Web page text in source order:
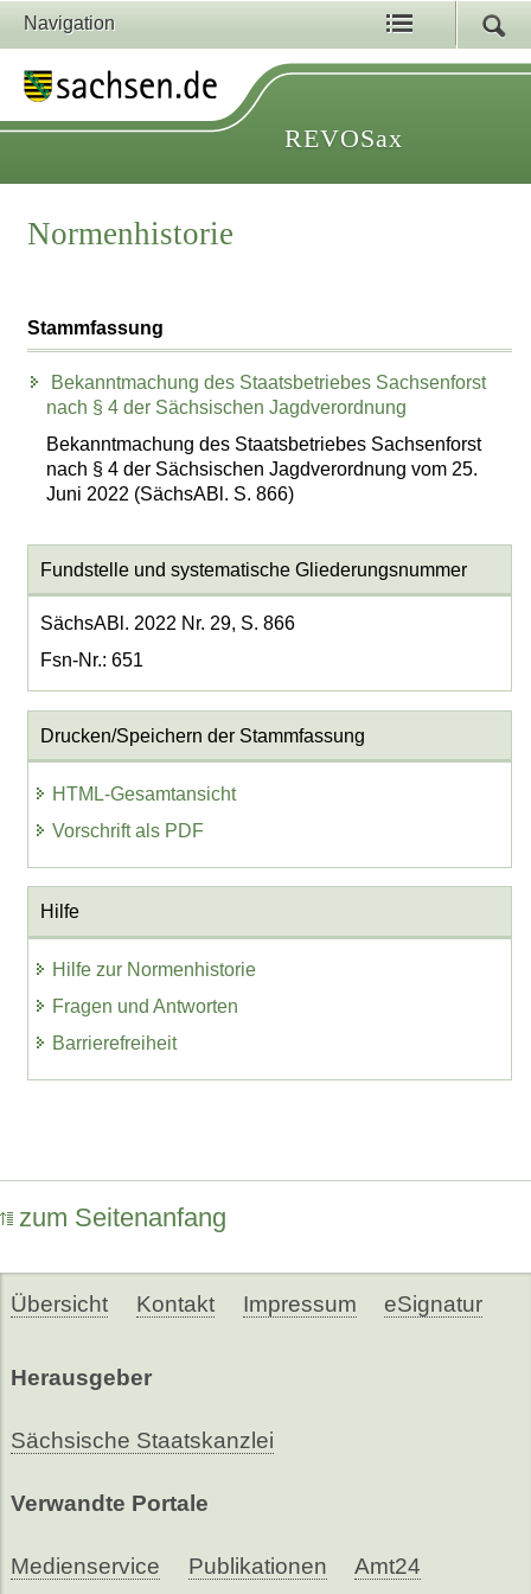
Navigation
REVOSax
Normenhistorie
Stammfassung
Bekanntmachung des Staatsbetriebes Sachsenforst
nach § 4 der Sächsischen Jagdverordnung
Bekanntmachung des Staatsbetriebes Sachsenforst
nach § 4 der Sächsischen Jagdverordnung vom 25.
Juni 2022 (SächsABl. S. 866)
Fundstelle und systematische Gliederungsnummer
SächsABl. 2022 Nr. 29, S. 866
Fsn-Nr.: 651
Drucken/Speichern der Stammfassung
HTML-Gesamtansicht
Vorschrift als PDF
Hilfe
Hilfe zur Normenhistorie
Fragen und Antworten
Barrierefreiheit
zum Seitenanfang
Übersicht Kontakt Impressum eSignatur
Herausgeber
Sächsische Staatskanzlei
Verwandte Portale
Medienservice Publikationen Amt24